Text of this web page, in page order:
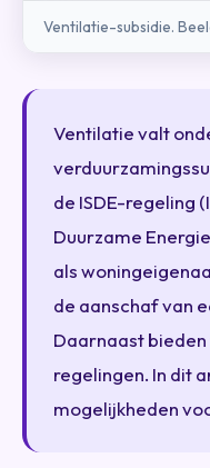
Ventilatie-subsidie.
Ventilatie valt
de ISDE-regeling
Duurzame
als
de aanschaf van
Daarnaast
regelingen. In dit
mogelijkheden